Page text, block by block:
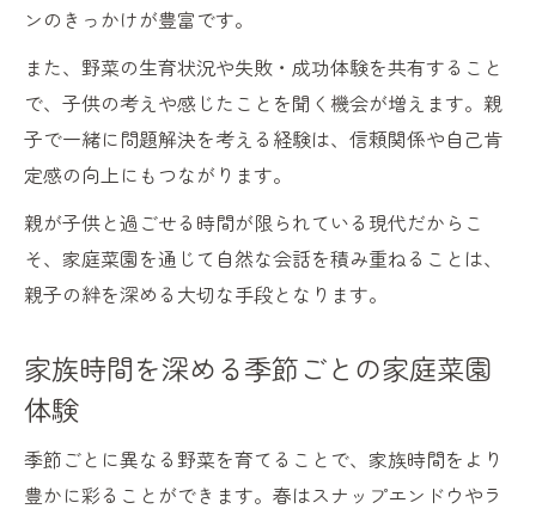
ンのきっかけが豊富です。
また、野菜の生育状況や失敗・成功体験を共有すること
で、子供の考えや感じたことを聞く機会が増えます。親
子で一緒に問題解決を考える経験は、信頼関係や自己肯
定感の向上にもつながります。
親が子供と過ごせる時間が限られている現代だからこ
そ、家庭菜園を通じて自然な会話を積み重ねることは、
親子の絆を深める大切な手段となります。
家族時間を深める季節ごとの家庭菜園
体験
季節ごとに異なる野菜を育てることで、家族時間をより
豊かに彩ることができます。春はスナップエンドウやラ